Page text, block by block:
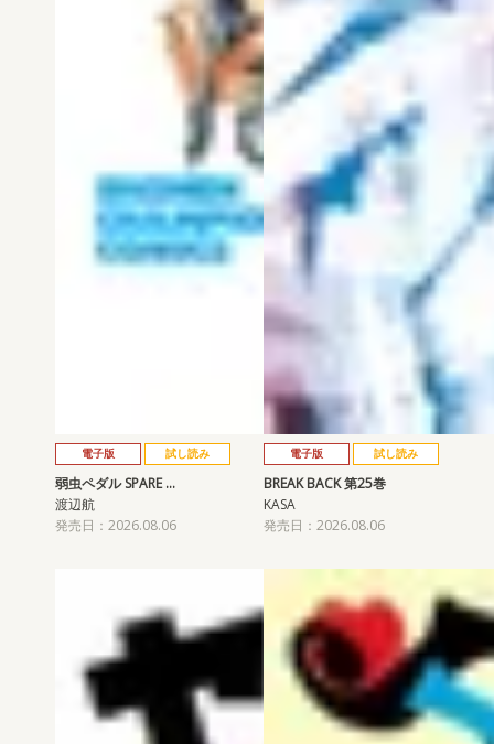
電子版 試し読み
弱虫ペダル SPARE …
渡辺航
発売日：2026.08.06
電子版 試し読み
BREAK BACK 第25巻
KASA
発売日：2026.08.06